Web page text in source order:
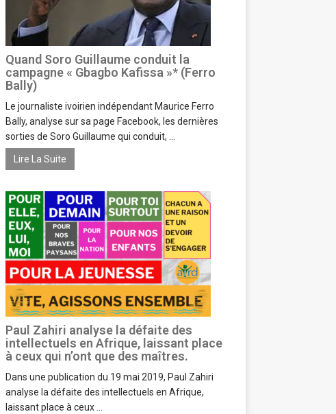
Quand Soro Guillaume conduit la
campagne « Gbagbo Kafissa »* (Ferro
Bally)
Le journaliste ivoirien indépendant Maurice Ferro
Bally, analyse sur sa page Facebook, les dernières
sorties de Soro Guillaume qui conduit, ...
Lire La Suite
Paul Zahiri analyse la défaite des
intellectuels en Afrique, laissant place
à ceux qui n’ont que des maîtres.
Dans une publication du 19 mai 2019, Paul Zahiri
analyse la défaite des intellectuels en Afrique,
laissant place à ceux ...